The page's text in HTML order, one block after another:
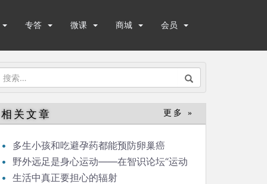
专答 微课 商城 会员
搜
：
相关文章 更多 »
多生小孩和吃避孕药都能预防卵巢癌
野外远足是身心运动——在智识论坛“运动
与健康”的发言
生活中真正要担心的辐射